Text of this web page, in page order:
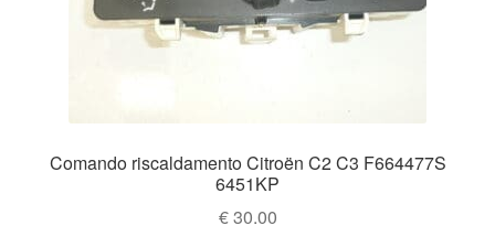
Comando riscaldamento Citroën C2 C3 F664477S
6451KP
€30.00